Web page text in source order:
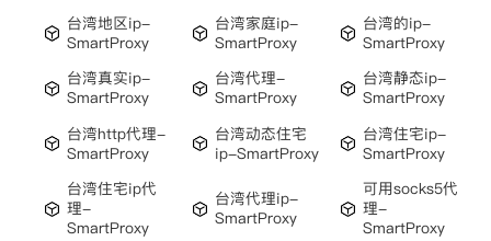
台湾地区ip-
SmartProxy
台湾家庭ip-
SmartProxy
台湾的ip-
SmartProxy
台湾真实ip-
SmartProxy
台湾代理-
SmartProxy
台湾静态ip-
SmartProxy
台湾http代理-
SmartProxy
台湾动态住宅
ip-SmartProxy
台湾住宅ip-
SmartProxy
台湾住宅ip代
理-
SmartProxy
台湾代理ip-
SmartProxy
可用socks5代
理-
SmartProxy